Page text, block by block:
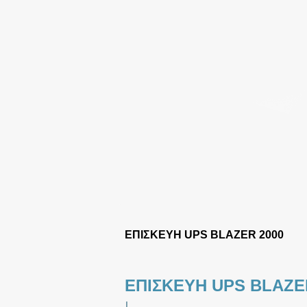
ΕΠΙΣΚΕΥΗ UPS BLAZER 2000
ΕΠΙΣΚΕΥΗ UPS